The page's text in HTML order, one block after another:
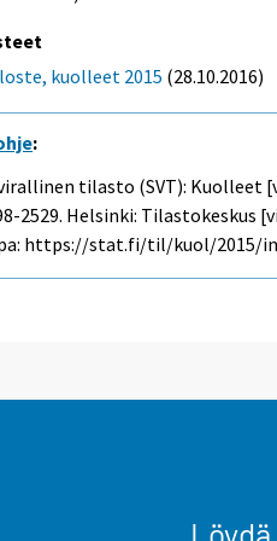
kuolleet 2015 (28.10.2016)
:
tilasto (SVT): Kuolleet
2529. Helsinki: Tilastokeskus
https://stat.fi/til/kuol/2015/